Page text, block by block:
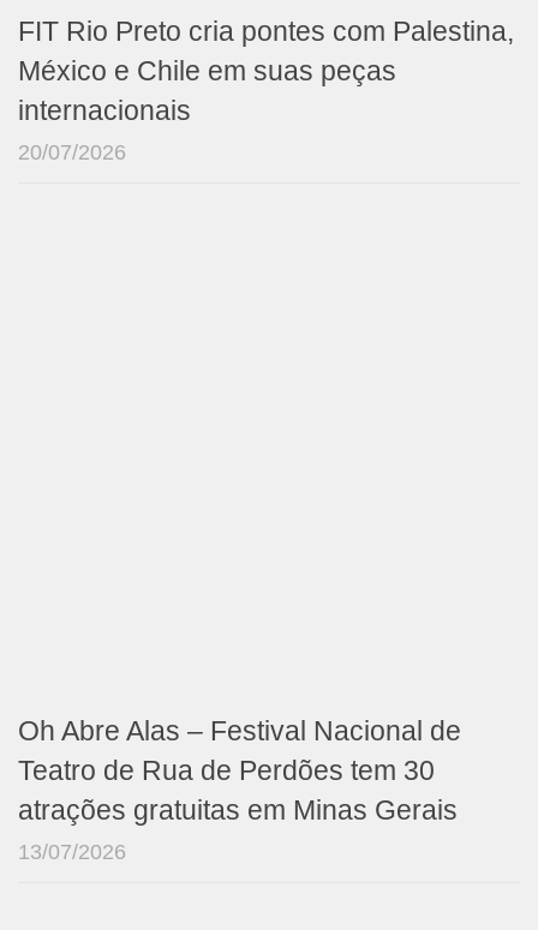
FIT Rio Preto cria pontes com Palestina,
México e Chile em suas peças
internacionais
20/07/2026
Oh Abre Alas – Festival Nacional de
Teatro de Rua de Perdões tem 30
atrações gratuitas em Minas Gerais
13/07/2026